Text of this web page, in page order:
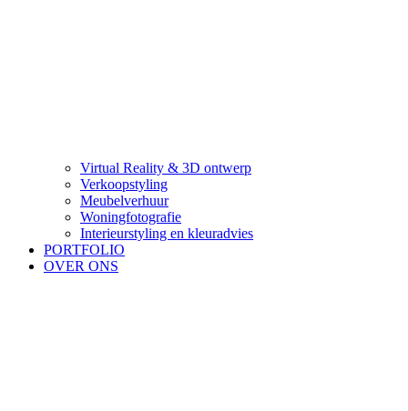
Virtual Reality & 3D ontwerp
Verkoopstyling
Meubelverhuur
Woningfotografie
Interieurstyling en kleuradvies
PORTFOLIO
OVER ONS